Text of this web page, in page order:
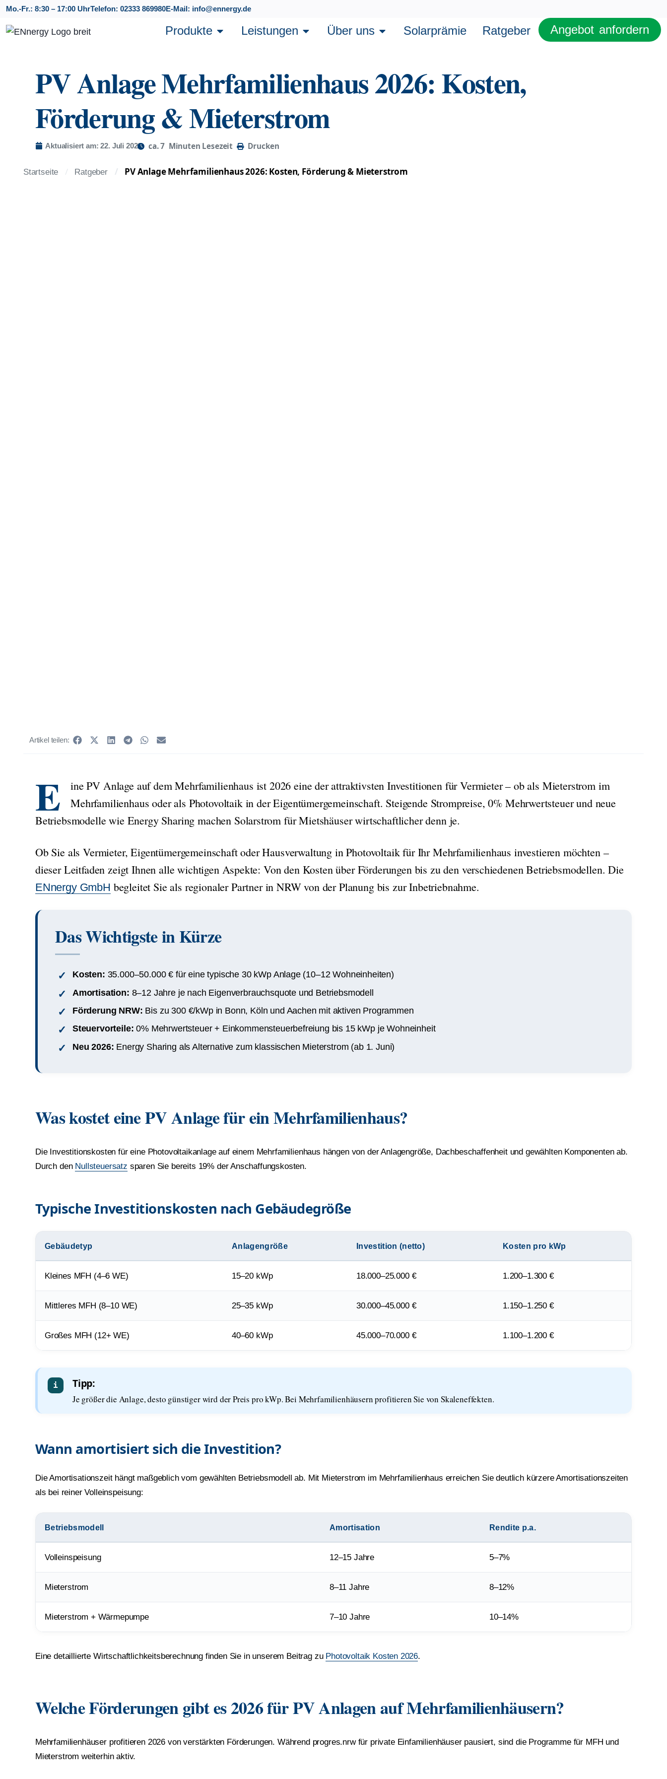
Mo.-Fr.: 8:30 – 17:00 UhrTelefon: 02333 869980E-Mail: info@ennergy.de
Produkte Leistungen Über uns Solarprämie Ratgeber Angebot anfordern
PV Anlage Mehrfamilienhaus 2026: Kosten,
Förderung & Mieterstrom
Aktualisiert am: 22. Juli 2026 ca.7 Minuten Lesezeit Drucken
Startseite Ratgeber PV Anlage Mehrfamilienhaus 2026: Kosten, Förderung & Mieterstrom
Artikel teilen:
E
ine PV Anlage auf dem Mehrfamilienhaus ist 2026 eine der attraktivsten Investitionen für Vermieter – ob als Mieterstrom im
Mehrfamilienhaus oder als Photovoltaik in der Eigentümergemeinschaft. Steigende Strompreise, 0% Mehrwertsteuer und neue
Betriebsmodelle wie Energy Sharing machen Solarstrom für Mietshäuser wirtschaftlicher denn je.
Ob Sie als Vermieter, Eigentümergemeinschaft oder Hausverwaltung in Photovoltaik für Ihr Mehrfamilienhaus investieren möchten –
dieser Leitfaden zeigt Ihnen alle wichtigen Aspekte: Von den Kosten über Förderungen bis zu den verschiedenen Betriebsmodellen. Die
ENnergy GmbH begleitet Sie als regionaler Partner in NRW von der Planung bis zur Inbetriebnahme.
Das Wichtigste in Kürze
Kosten: 35.000–50.000 € für eine typische 30 kWp Anlage (10–12 Wohneinheiten)
Amortisation: 8–12 Jahre je nach Eigenverbrauchsquote und Betriebsmodell
Förderung NRW: Bis zu 300 €/kWp in Bonn, Köln und Aachen mit aktiven Programmen
Steuervorteile: 0% Mehrwertsteuer + Einkommensteuerbefreiung bis 15 kWp je Wohneinheit
Neu 2026: Energy Sharing als Alternative zum klassischen Mieterstrom (ab 1. Juni)
Was kostet eine PV Anlage für ein Mehrfamilienhaus?
Die Investitionskosten für eine Photovoltaikanlage auf einem Mehrfamilienhaus hängen von der Anlagengröße, Dachbeschaffenheit und gewählten Komponenten ab.
Durch den Nullsteuersatz sparen Sie bereits 19% der Anschaffungskosten.
Typische Investitionskosten nach Gebäudegröße
Gebäudetyp Anlagengröße Investition (netto) Kosten pro kWp
Kleines MFH (4–6 WE) 15–20 kWp 18.000–25.000 € 1.200–1.300 €
Mittleres MFH (8–10 WE) 25–35 kWp 30.000–45.000 € 1.150–1.250 €
Großes MFH (12+ WE) 40–60 kWp 45.000–70.000 € 1.100–1.200 €
Tipp:
Je größer die Anlage, desto günstiger wird der Preis pro kWp. Bei Mehrfamilienhäusern profitieren Sie von Skaleneffekten.
Wann amortisiert sich die Investition?
Die Amortisationszeit hängt maßgeblich vom gewählten Betriebsmodell ab. Mit Mieterstrom im Mehrfamilienhaus erreichen Sie deutlich kürzere Amortisationszeiten
als bei reiner Volleinspeisung:
Betriebsmodell Amortisation Rendite p.a.
Volleinspeisung 12–15 Jahre 5–7%
Mieterstrom 8–11 Jahre 8–12%
Mieterstrom + Wärmepumpe 7–10 Jahre 10–14%
Eine detaillierte Wirtschaftlichkeitsberechnung finden Sie in unserem Beitrag zu Photovoltaik Kosten 2026.
Welche Förderungen gibt es 2026 für PV Anlagen auf Mehrfamilienhäusern?
Mehrfamilienhäuser profitieren 2026 von verstärkten Förderungen. Während progres.nrw für private Einfamilienhäuser pausiert, sind die Programme für MFH und
Mieterstrom weiterhin aktiv.